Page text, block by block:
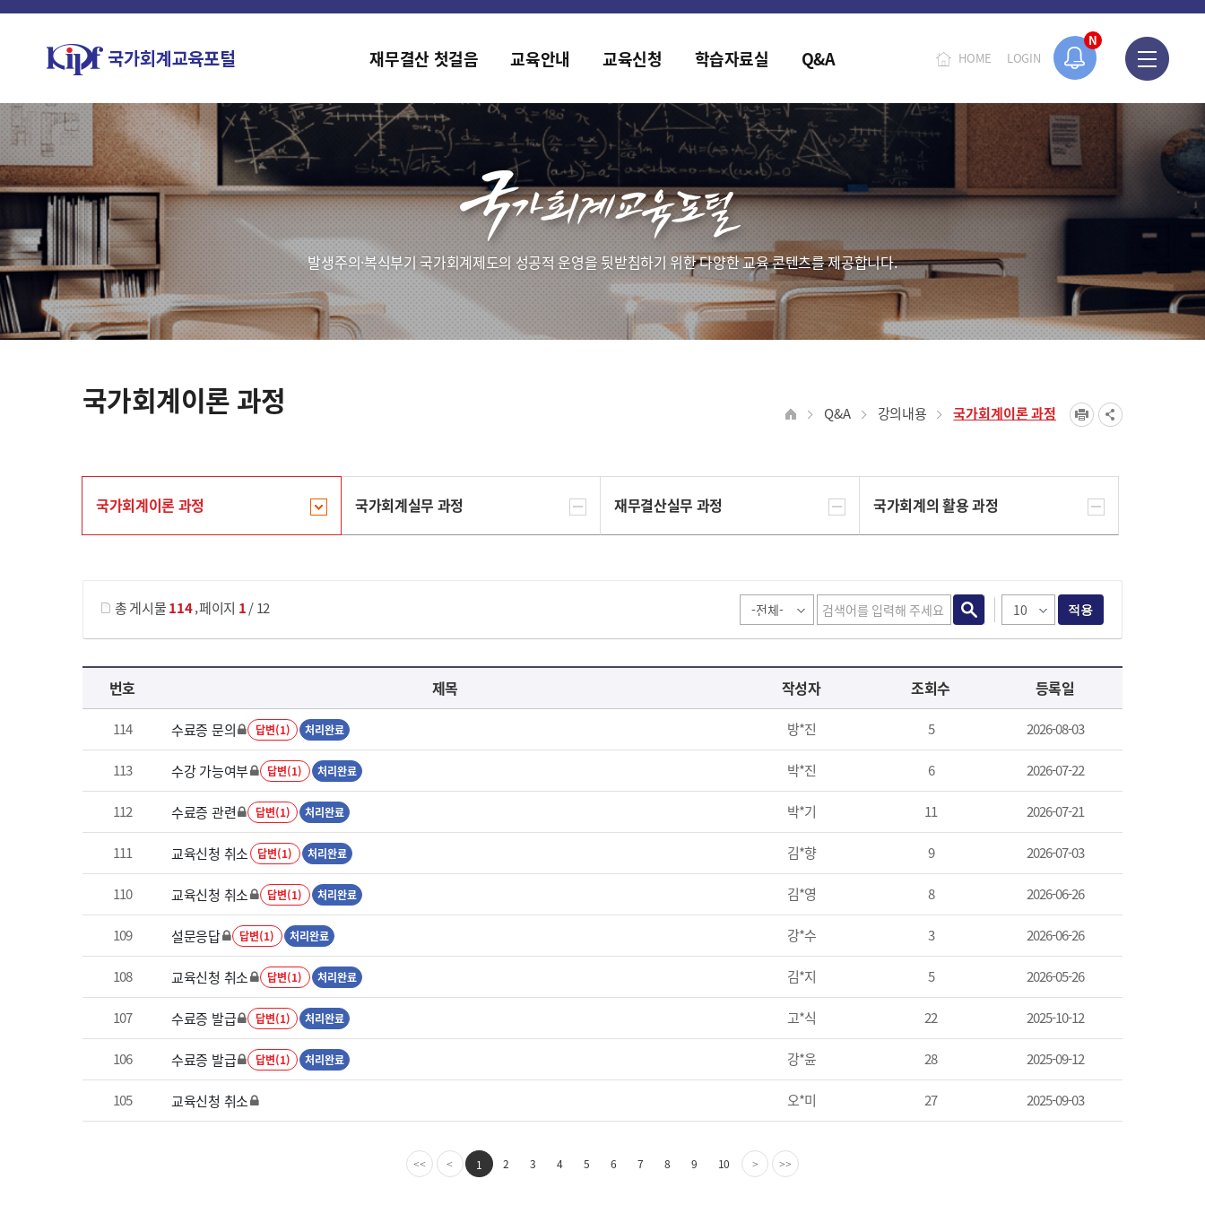
N
홈페이지가 새롭게 개편되었습니다.
HOME LOGIN
재무결산 첫걸음 교육안내 교육신청 학습자료실 Q&A
발생주의·복식부기 국가회계제도의 성공적 운영을 뒷받침하기 위한 다양한 교육 콘텐츠를 제공합니다.
국가회계이론 과정 Q&A 강의내용 국가회계이론 과정
국가회계이론 과정 국가회계실무 과정 재무결산실무 과정 국가회계의 활용 과정
총 게시물114,페이지 1/ 12 적용
국가회계이론 과정 목록 으로 번호, 제목, 작성자, 조회수, 등록 일로 나열 되고 있습니다.
번호 제목 작성자 조회수 등록일
114 수료증 문의 답변(1) 처리완료 방*진 5 2026-08-03
113 수강 가능여부 답변(1) 처리완료 박*진 6 2026-07-22
112 수료증 관련 답변(1) 처리완료 박*기 11 2026-07-21
111 교육신청 취소 답변(1) 처리완료 김*향 9 2026-07-03
110 교육신청 취소 답변(1) 처리완료 김*영 8 2026-06-26
109 설문응답 답변(1) 처리완료 강*수 3 2026-06-26
108 교육신청 취소 답변(1) 처리완료 김*지 5 2026-05-26
107 수료증 발급 답변(1) 처리완료 고*식 22 2025-10-12
106 수료증 발급 답변(1) 처리완료 강*윤 28 2025-09-12
105 교육신청 취소 오*미 27 2025-09-03
<< < 1 2 3 4 5 6 7 8 9 10 > >>